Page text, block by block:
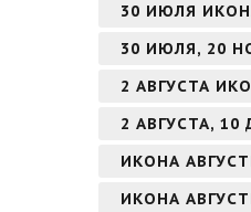
30 ИЮЛЯ
30 ИЮЛЯ, 20
2 АВГУСТА
2 АВГУСТА,
ИКОНА
ИКОНА